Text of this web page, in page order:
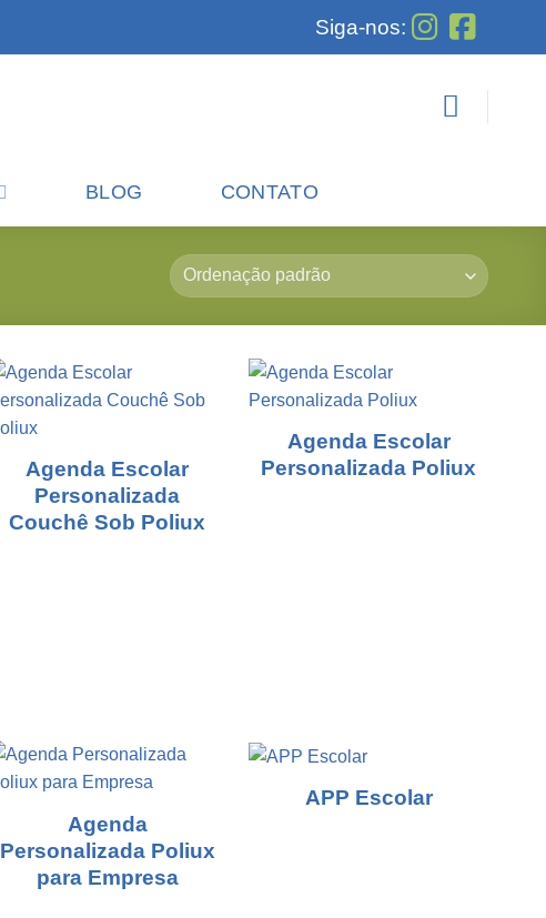
Siga-nos:
BLOG CONTATO
Agenda Escolar
Personalizada
Couchê Sob Poliux
Agenda Escolar
Personalizada Poliux
Agenda
Personalizada Poliux
para Empresa
APP Escolar